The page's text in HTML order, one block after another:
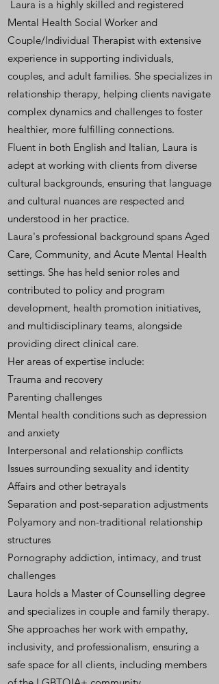
Laura is a highly skilled and registered
Mental Health Social Worker and
Couple/Individual Therapist with extensive
experience in supporting individuals,
couples, and adult families. She specializes in
relationship therapy, helping clients navigate
complex dynamics and challenges to foster
healthier, more fulfilling connections.
Fluent in both English and Italian, Laura is
adept at working with clients from diverse
cultural backgrounds, ensuring that language
and cultural nuances are respected and
understood in her practice.
Laura's professional background spans Aged
Care, Community, and Acute Mental Health
settings. She has held senior roles and
contributed to policy and program
development, health promotion initiatives,
and multidisciplinary teams, alongside
providing direct clinical care.
Her areas of expertise include:
Trauma and recovery
Parenting challenges
Mental health conditions such as depression
and anxiety
Interpersonal and relationship conflicts
Issues surrounding sexuality and identity
Affairs and other betrayals
Separation and post-separation adjustments
Polyamory and non-traditional relationship
structures
Pornography addiction, intimacy, and trust
challenges
Laura holds a Master of Counselling degree
and specializes in couple and family therapy.
She approaches her work with empathy,
inclusivity, and professionalism, ensuring a
safe space for all clients, including members